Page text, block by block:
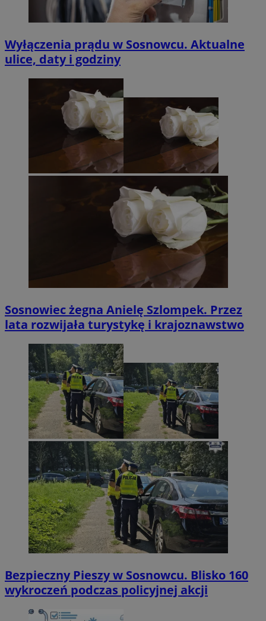
Wyłączenia prądu w Sosnowcu. Aktualne
ulice, daty i godziny
Sosnowiec żegna Anielę Szlompek. Przez
lata rozwijała turystykę i krajoznawstwo
Bezpieczny Pieszy w Sosnowcu. Blisko 160
wykroczeń podczas policyjnej akcji